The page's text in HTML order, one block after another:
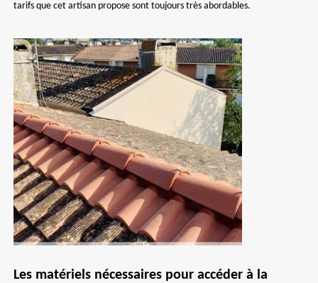
tarifs que cet artisan propose sont toujours très abordables.
Les matériels nécessaires pour accéder à la